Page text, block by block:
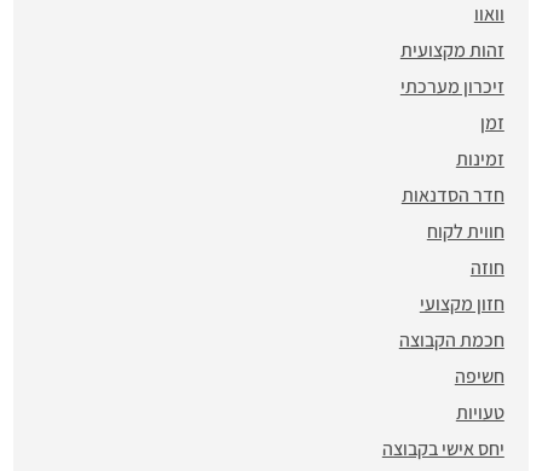
וואוו
זהות מקצועית
זיכרון מערכתי
זמן
זמינות
חדר הסדנאות
חווית לקוח
חוזה
חזון מקצועי
חכמת הקבוצה
חשיפה
טעויות
יחס אישי בקבוצה